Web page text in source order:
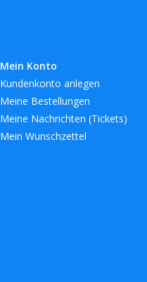
Mein Konto
Kundenkonto anlegen
Meine Bestellungen
Meine Nachrichten (Tickets)
Mein Wunschzettel